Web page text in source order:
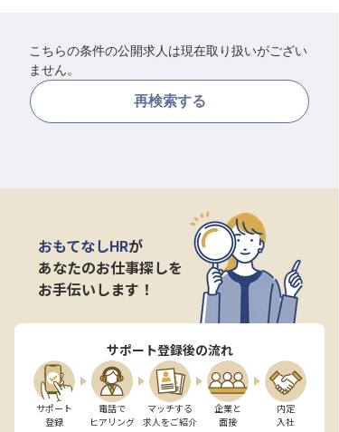
無料 転職サポートに申し込む
採用をお考えの企業様へ
こちらの条件の公開求人は現在取り扱いがござい
ません。
再検索する
おもてなしHRが
あなたのお仕事探しを
お手伝いします！
サポート登録後の流れ
サポート
登録
電話で
ヒアリング
マッチする
求人をご紹介
企業と
面接
内定
入社